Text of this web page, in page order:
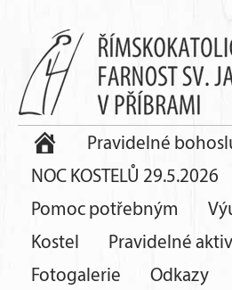
Pravidelné
NOC KOSTELŮ 29.5.2026
Pomoc potřebným
Kostel
Pravidelné
Fotogalerie
Odkazy